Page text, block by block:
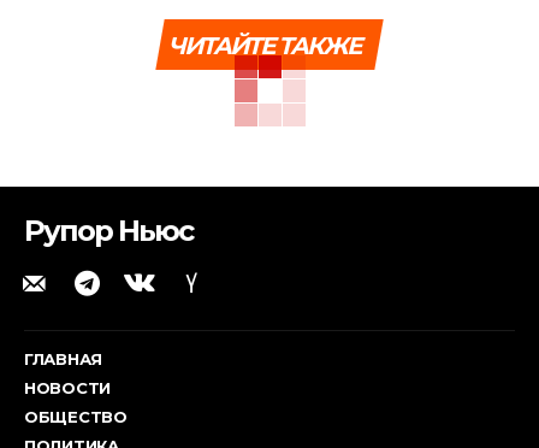
ЧИТАЙТЕ ТАКЖЕ
Рупор Ньюс
ГЛАВНАЯ
НОВОСТИ
ОБЩЕСТВО